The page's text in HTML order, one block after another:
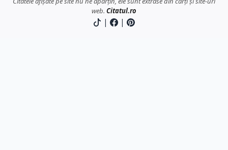
web. Citatul.ro
| |